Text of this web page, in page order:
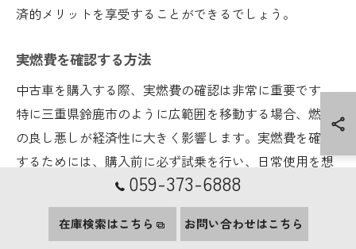
済的メリットを享受することができるでしょう。
実燃費を確認する方法
中古車を購入する際、実燃費の確認は非常に重要です。
特に三重県鈴鹿市のように広範囲を移動する場合、燃費
の良し悪しが経済性に大きく影響します。実燃費を確認
するためには、購入前に必ず試乗を行い、日常使用を想
定した走行条件で燃費を計測しましょう。また、ネット
のレビューサイトやオーナーの口コミ情報も有用です。
こうした情報を活用することで、購入後の満足度を高め
059-373-6888
在庫検索はこちら お問い合わせはこちら